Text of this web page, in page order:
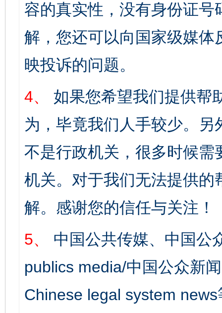
容的真实性，没有身份证
解，您还可以向国家级媒
映投诉的问题。
4、
如果您希望我们提供帮
为，毕竟我们人手较少。
不是行政机关，很多时候
机关。对于我们无法提供
解。感谢您的信任与关注！
5、
中国公共传媒、中国公
publics media/中国公众新
Chinese legal system